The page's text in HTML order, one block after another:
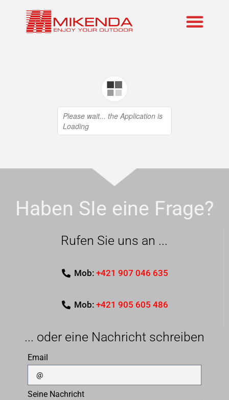
Haben SIe eine Frage?
Rufen Sie uns an ...
Mob: +421 907 046 635
Mob: +421 905 605 486
... oder eine Nachricht schreiben
Email
Seine Nachricht